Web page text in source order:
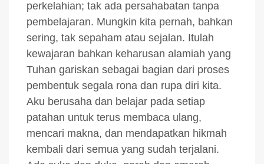
perkelahian; tak ada persahabatan tanpa
pembelajaran. Mungkin kita pernah, bahkan
sering, tak sepaham atau sejalan. Itulah
kewajaran bahkan keharusan alamiah yang
Tuhan gariskan sebagai bagian dari proses
pembentuk segala rona dan rupa diri kita.
Aku berusaha dan belajar pada setiap
patahan untuk terus membaca ulang,
mencari makna, dan mendapatkan hikmah
kembali dari semua yang sudah terjalani.